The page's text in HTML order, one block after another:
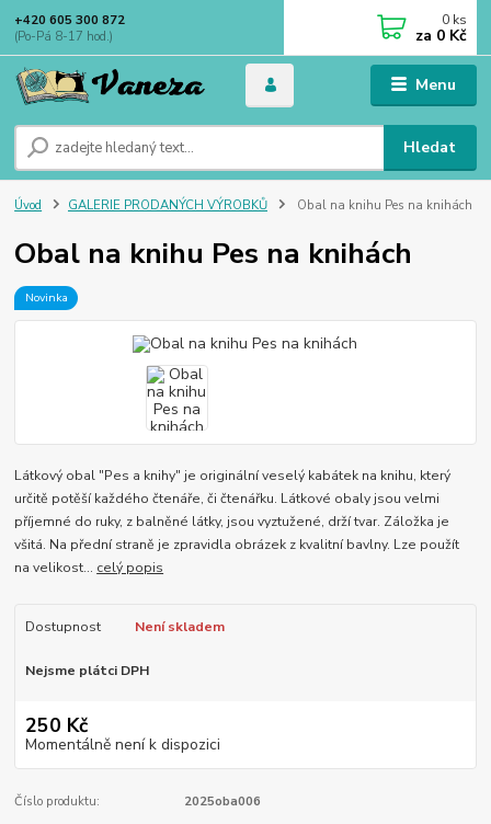
Menu
Hledat
+420 605 300 872
(Po-Pá 8-17 hod.)
0 ks
za 0 Kč
Úvod GALERIE PRODANÝCH VÝROBKŮ Obal na knihu Pes na knihách
Obal na knihu Pes na knihách
Novinka
Látkový obal "Pes a knihy" je originální veselý kabátek na knihu, který
určitě potěší každého čtenáře, či čtenářku. Látkové obaly jsou velmi
příjemné do ruky, z balněné látky, jsou vyztužené, drží tvar. Záložka je
všitá. Na přední straně je zpravidla obrázek z kvalitní bavlny. Lze použít
na velikost... celý popis
Dostupnost Není skladem
Nejsme plátci DPH
250 Kč
Momentálně není k dispozici
Číslo produktu: 2025oba006